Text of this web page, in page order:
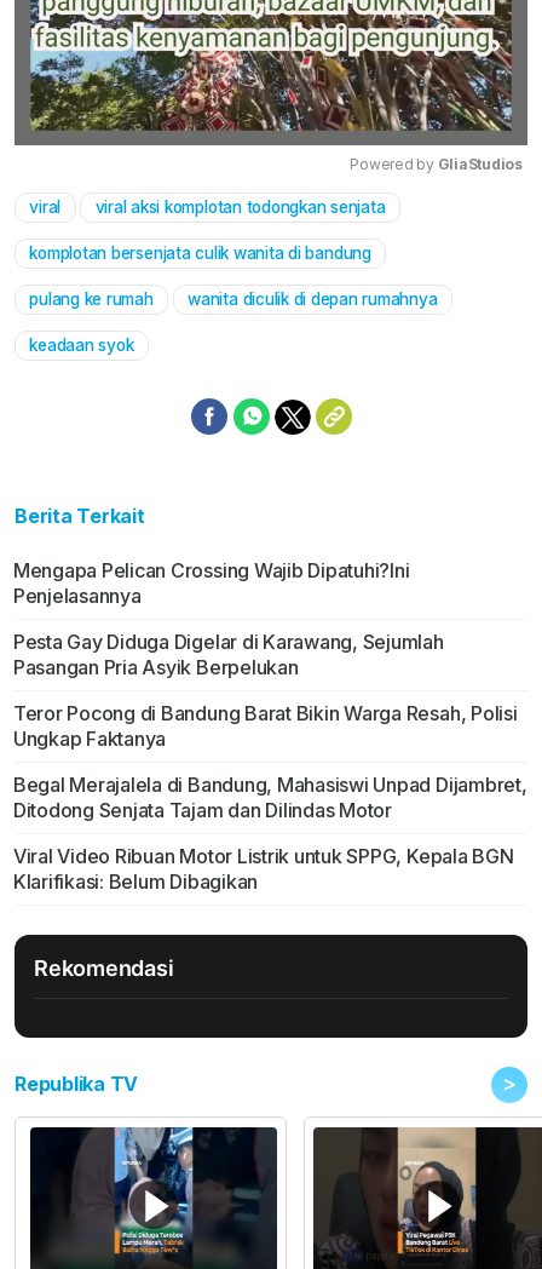
Powered by GliaStudios
viral viral aksi komplotan todongkan senjata
komplotan bersenjata culik wanita di bandung
pulang ke rumah wanita diculik di depan rumahnya
keadaan syok
Berita Terkait
Mengapa Pelican Crossing Wajib Dipatuhi?Ini
Penjelasannya
Pesta Gay Diduga Digelar di Karawang, Sejumlah
Pasangan Pria Asyik Berpelukan
Teror Pocong di Bandung Barat Bikin Warga Resah, Polisi
Ungkap Faktanya
Begal Merajalela di Bandung, Mahasiswi Unpad Dijambret,
Ditodong Senjata Tajam dan Dilindas Motor
Viral Video Ribuan Motor Listrik untuk SPPG, Kepala BGN
Klarifikasi: Belum Dibagikan
Rekomendasi
Republika TV >